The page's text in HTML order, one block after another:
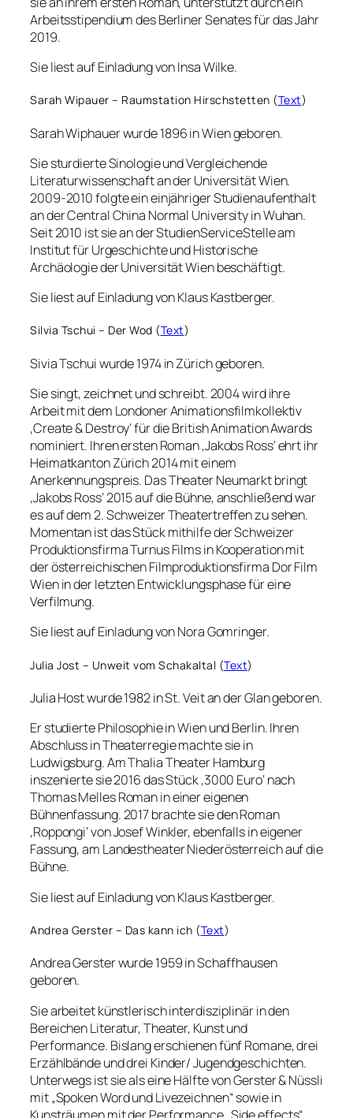
Arbeitsstipendium des Berliner Senates für das Jahr
2019.
Sie liest auf Einladung von Insa Wilke.
Sarah Wipauer – Raumstation Hirschstetten (Text)
Sarah Wiphauer wurde 1896 in Wien geboren.
Sie sturdierte Sinologie und Vergleichende
Literaturwissenschaft an der Universität Wien.
2009-2010 folgte ein einjähriger Studienaufenthalt
an der Central China Normal University in Wuhan.
Seit 2010 ist sie an der StudienServiceStelle am
Institut für Urgeschichte und Historische
Archäologie der Universität Wien beschäftigt.
Sie liest auf Einladung von Klaus Kastberger.
Silvia Tschui – Der Wod (Text)
Sivia Tschui wurde 1974 in Zürich geboren.
Sie singt, zeichnet und schreibt. 2004 wird ihre
Arbeit mit dem Londoner Animationsfilmkollektiv
‚Create & Destroy‘ für die British Animation Awards
nominiert. Ihren ersten Roman ‚Jakobs Ross‘ ehrt ihr
Heimatkanton Zürich 2014 mit einem
Anerkennungspreis. Das Theater Neumarkt bringt
‚Jakobs Ross‘ 2015 auf die Bühne, anschließend war
es auf dem 2. Schweizer Theatertreffen zu sehen.
Momentan ist das Stück mithilfe der Schweizer
Produktionsfirma Turnus Films in Kooperation mit
der österreichischen Filmproduktionsfirma Dor Film
Wien in der letzten Entwicklungsphase für eine
Verfilmung.
Sie liest auf Einladung von Nora Gomringer.
Julia Jost – Unweit vom Schakaltal (Text)
Julia Host wurde 1982 in St. Veit an der Glan geboren.
Er studierte Philosophie in Wien und Berlin. Ihren
Abschluss in Theaterregie machte sie in
Ludwigsburg. Am Thalia Theater Hamburg
inszenierte sie 2016 das Stück ‚3000 Euro‘ nach
Thomas Melles Roman in einer eigenen
Bühnenfassung. 2017 brachte sie den Roman
‚Roppongi‘ von Josef Winkler, ebenfalls in eigener
Fassung, am Landestheater Niederösterreich auf die
Bühne.
Sie liest auf Einladung von Klaus Kastberger.
Andrea Gerster – Das kann ich (Text)
Andrea Gerster wurde 1959 in Schaffhausen
geboren.
Sie arbeitet künstlerisch interdisziplinär in den
Bereichen Literatur, Theater, Kunst und
Performance. Bislang erschienen fünf Romane, drei
Erzählbände und drei Kinder/ Jugendgeschichten.
Unterwegs ist sie als eine Hälfte von Gerster & Nüssli
mit „Spoken Word und Livezeichnen“ sowie in
Kunsträumen mit der Performance „Side effects“.